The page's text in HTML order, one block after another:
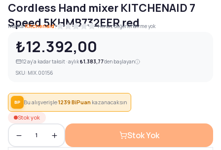
Cordless Hand mixer KITCHENAID 7
Speed 5KHMB732EER red
Marka:Kitchenaid| Henüz değerlendirme yok
₺12.392,00
12ay'a kadar taksit · aylık₺1.383,77'den başlayan
SKU: MIX.00156
BP Bu alışverişle1239BiPuan kazanacaksın
Stok yok
1 Stok Yok